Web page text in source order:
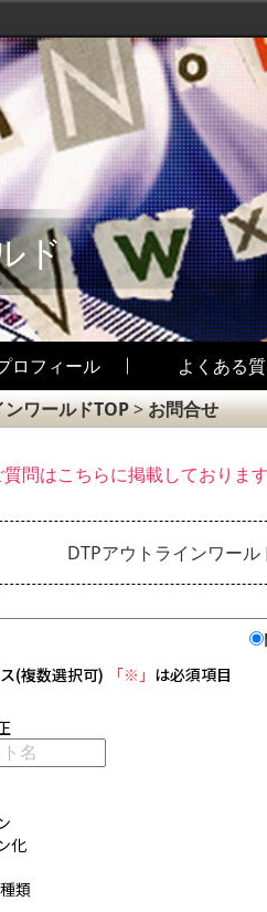
ド
ロフィール よくある
ワールドTOP>お問合せ
問はこちらに掲載しておりま
DTPアウトラインワール